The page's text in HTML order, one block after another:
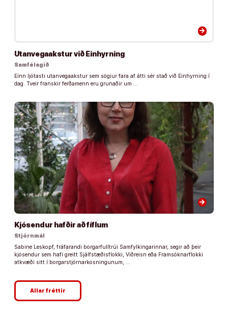
arrow_forward
Utanvegaakstur við Einhyrning
Samfélagið
Einn ljótasti utanvegaakstur sem sögiur fara af átti sér stað við Einhyrning í
dag. Tveir franskir ferðamenn eru grunaðir um …
arrow_forward
Kjósendur hafðir að fíflum
Stjórnmál
Sabine Leskopf, fráfarandi borgarfulltrúi Samfylkingarinnar, segir að þeir
kjósendur sem hafi greitt Sjálfstæðisflokki, Viðreisn eða Framsóknarflokki
atkvæði sitt í borgarstjórnarkosningunum, …
Allar fréttir